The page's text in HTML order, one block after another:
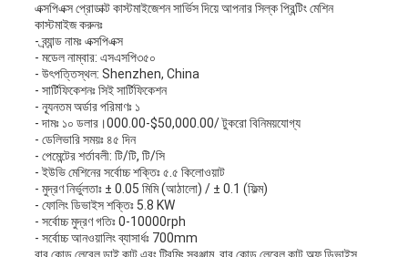
এক্সপিএক্স প্রোডাক্ট কাস্টমাইজেশন সার্ভিস দিয়ে আপনার সিল্ক প্রিন্টিং মেশিন
কাস্টমাইজ করুনঃ
- ব্র্যান্ড নামঃ এক্সপিএক্স
- মডেল নাম্বার: এসএসপি৩৫০
- উৎপত্তিস্থল: Shenzhen, China
- সার্টিফিকেশনঃ সিই সার্টিফিকেশন
- ন্যূনতম অর্ডার পরিমাণঃ ১
- দামঃ ১০ ডলার।000.00-$50,000.00/ টুকরো বিনিময়যোগ্য
- ডেলিভারি সময়ঃ ৪৫ দিন
- পেমেন্টের শর্তাবলী: টি/টি, টি/সি
- ইউভি মেশিনের সর্বোচ্চ শক্তিঃ ৫.৫ কিলোওয়াট
- মুদ্রণ নির্ভুলতাঃ ± 0.05 মিমি (আঠালো) / ± 0.1 (ফিল্ম)
- ফোলিং ডিভাইস শক্তিঃ 5.8 KW
- সর্বোচ্চ মুদ্রণ গতিঃ 0-10000rph
- সর্বোচ্চ আনওয়ালিং ব্যাসার্ধঃ 700mm